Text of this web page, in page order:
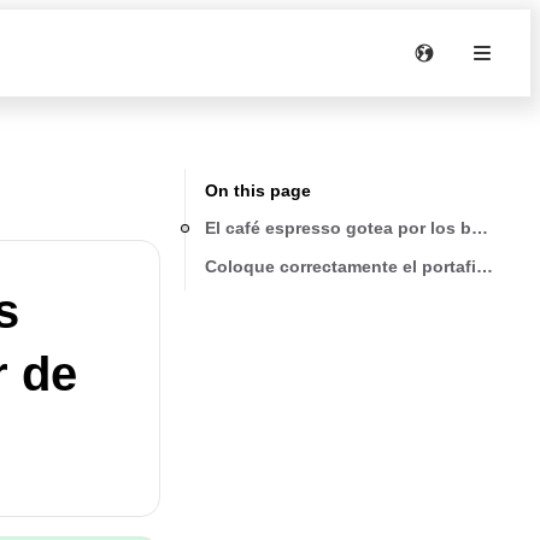
de
On this page
El café espresso gotea por los bordes
Coloque correctamente el portafiltro y